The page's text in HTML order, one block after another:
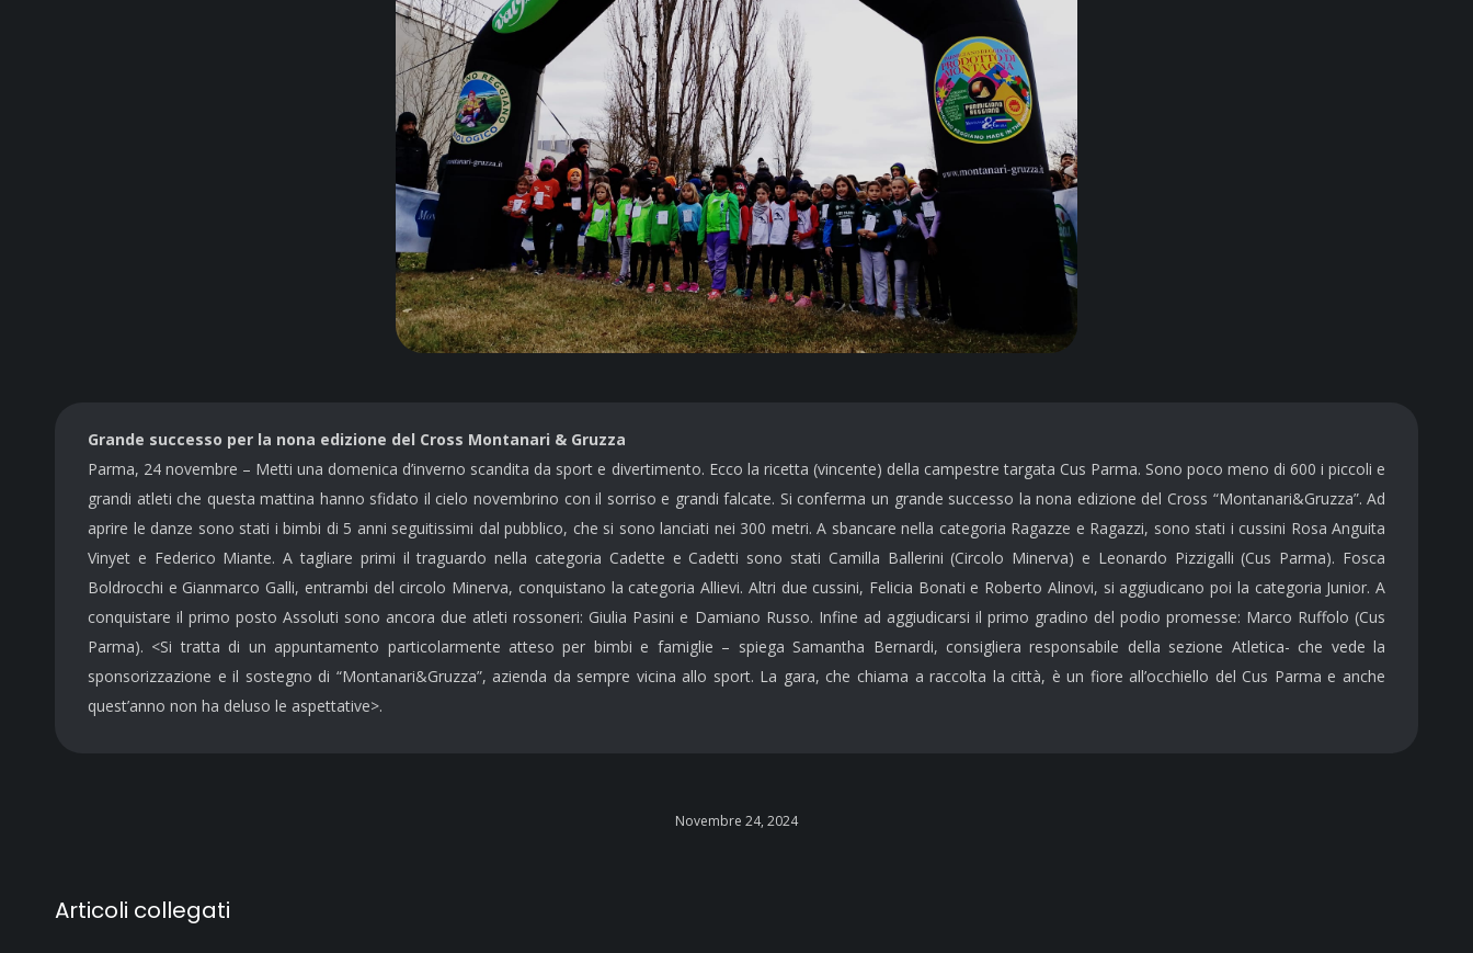
Grande successo per la nona edizione del Cross Montanari & Gruzza
Parma, 24novembre – Metti una domenica d’inverno scandita da sport e divertimento. Ecco la ricetta (vincente) della campestre targata Cus Parma. Sono poco meno di 600i piccoli e
grandi atleti che questamattina hanno sfidato il cielonovembrino con il sorriso e grandi falcate. Si conferma un grande successo la nona edizione del Cross “Montanari&Gruzza”. Ad
aprire le danze sono stati i bimbi di 5 anni seguitissimi dal pubblico, che si sono lanciati nei 300 metri. A sbancare nella categoria Ragazze e Ragazzi, sono stati i cussini Rosa Anguita
Vinyet e Federico Miante.A tagliare primi il traguardo nella categoria Cadette e Cadetti sono stati Camilla Ballerini (Circolo Minerva) e Leonardo Pizzigalli (Cus Parma). Fosca
Boldrocchi e Gianmarco Galli, entrambi del circolo Minerva, conquistano la categoria Allievi. Altri due cussini, Felicia Bonati e Roberto Alinovi, si aggiudicanopoi la categoria Junior. A
conquistareil primoposto Assoluti sono ancora due atleti rossoneri: Giulia Pasini e Damiano Russo. Infine ad aggiudicarsi il primo gradino del podio promesse: Marco Ruffolo (Cus
Parma). <Si tratta di un appuntamento particolarmente atteso per bimbi e famiglie – spiega Samantha Bernardi, consigliera responsabile della sezione Atletica- che vede la
sponsorizzazione e il sostegno di “Montanari&Gruzza”, azienda da sempre vicina allo sport. La gara, che chiama a raccolta la città, è un fiore all’occhiello del Cus Parma e anche
quest’anno non ha deluso le aspettative>.
Novembre 24, 2024
Articoli collegati